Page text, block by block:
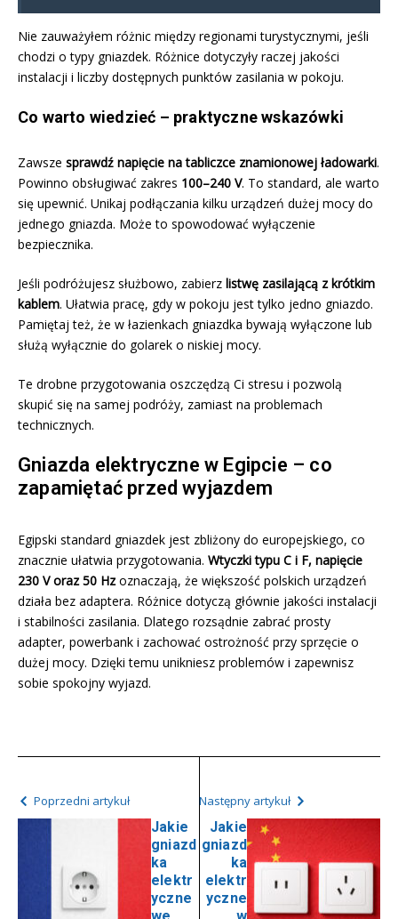
Nie zauważyłem różnic między regionami turystycznymi, jeśli
chodzi o typy gniazdek. Różnice dotyczyły raczej jakości
instalacji i liczby dostępnych punktów zasilania w pokoju.
Co warto wiedzieć – praktyczne wskazówki
Zawsze sprawdź napięcie na tabliczce znamionowej ładowarki.
Powinno obsługiwać zakres 100–240 V. To standard, ale warto
się upewnić. Unikaj podłączania kilku urządzeń dużej mocy do
jednego gniazda. Może to spowodować wyłączenie
bezpiecznika.
Jeśli podróżujesz służbowo, zabierz listwę zasilającą z krótkim
kablem. Ułatwia pracę, gdy w pokoju jest tylko jedno gniazdo.
Pamiętaj też, że w łazienkach gniazdka bywają wyłączone lub
służą wyłącznie do golarek o niskiej mocy.
Te drobne przygotowania oszczędzą Ci stresu i pozwolą
skupić się na samej podróży, zamiast na problemach
technicznych.
Gniazda elektryczne w Egipcie – co
zapamiętać przed wyjazdem
Egipski standard gniazdek jest zbliżony do europejskiego, co
znacznie ułatwia przygotowania. Wtyczki typu C i F, napięcie
230 V oraz 50 Hzoznaczają, że większość polskich urządzeń
działa bez adaptera. Różnice dotyczą głównie jakości instalacji
i stabilności zasilania. Dlatego rozsądnie zabrać prosty
adapter, powerbank i zachować ostrożność przy sprzęcie o
dużej mocy. Dzięki temu unikniesz problemów i zapewnisz
sobie spokojny wyjazd.
Poprzedni artykuł
Jakie
gniazd
ka
elektr
yczne
Następny artykuł
Jakie
gniazd
ka
elektr
yczne